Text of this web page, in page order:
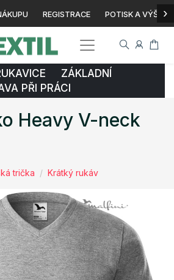
REGISTRACE POTISK A ›
ZÁKLADNÍ
PŘI PRÁCI
Heavy V-neck
trička Krátký rukáv